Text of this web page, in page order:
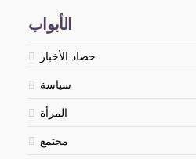
الأبواب
حصاد الأخبار
سياسة
المرأة
مجتمع